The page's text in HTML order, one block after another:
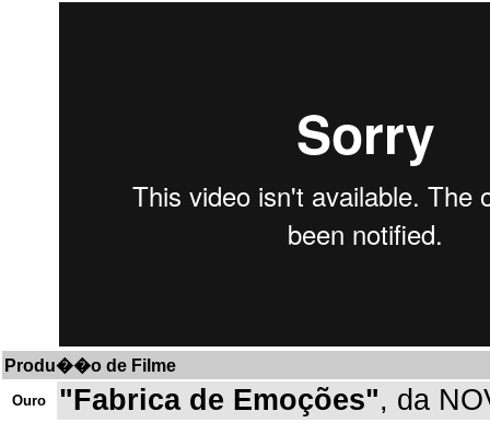
Produ��o de Filme
Ouro "Fabrica de Emoções", da